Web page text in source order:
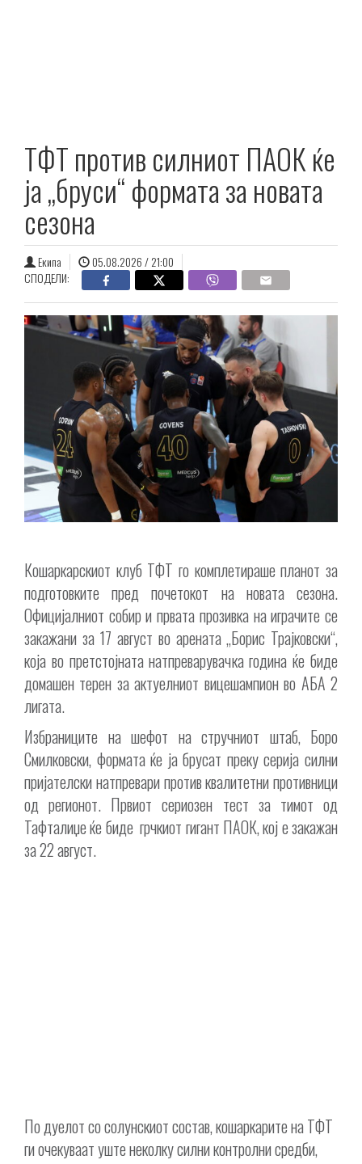
ТФТ против силниот ПАОК ќе
ја „бруси“ формата за новата
сезона
Екипа
05.08.2026 / 21:00
СПОДЕЛИ:
Кошаркарскиот клуб ТФТ го комплетираше планот за
подготовките пред почетокот на новата сезона.
Официјалниот собир и првата прозивка на играчите се
закажани за 17 август во арената „Борис Трајковски“,
која во претстојната натпреварувачка година ќе биде
домашен терен за актуелниот вицешампион во АБА 2
лигата.
Избраниците на шефот на стручниот штаб, Боро
Смилковски, формата ќе ја брусат преку серија силни
пријателски натпревари против квалитетни противници
од регионот. Првиот сериозен тест за тимот од
Тафталиџе ќе биде грчкиот гигант ПАОК, кој е закажан
за 22 август.
По дуелот со солунскиот состав, кошаркарите на ТФТ
ги очекуваат уште неколку силни контролни средби,